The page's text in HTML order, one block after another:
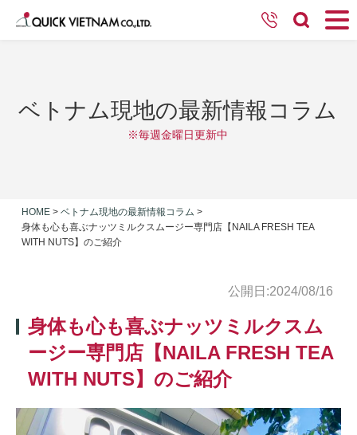
ベトナム現地の最新情報コラム
※毎週金曜日更新中
HOME > ベトナム現地の最新情報コラム >
身体も心も喜ぶナッツミルクスムージー専門店【NAILA FRESH TEA
WITH NUTS】のご紹介
公開日:2024/08/16
身体も心も喜ぶナッツミルクスム
ージー専門店【NAILA FRESH TEA
WITH NUTS】のご紹介